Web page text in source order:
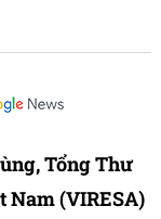
Tổng Thư
(VIRESA)